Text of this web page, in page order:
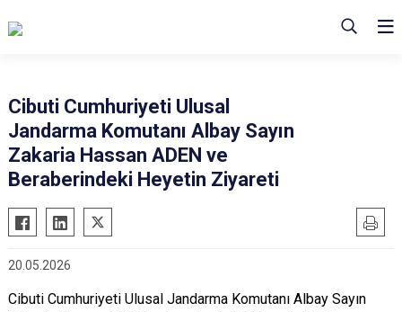
Cibuti Cumhuriyeti Ulusal
Jandarma Komutanı Albay Sayın
Zakaria Hassan ADEN ve
Beraberindeki Heyetin Ziyareti
20.05.2026
Cibuti Cumhuriyeti Ulusal Jandarma Komutanı Albay Sayın